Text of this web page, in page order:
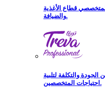
قطاع الأغذية
والضيافة.
والتكلفة لتلبية
احتياجات المتخصصين.